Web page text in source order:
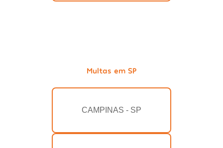
Multas em SP
CAMPINAS - SP